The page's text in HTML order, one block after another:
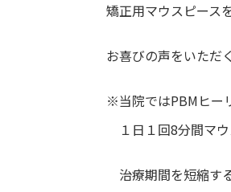
矯正用マウスピース
お喜びの声をいただ
※当院ではPBMヒー
１日１回8分間マウ
治療期間を短縮す